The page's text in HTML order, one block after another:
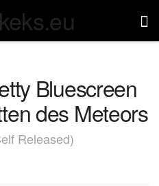
Bluescreen
des Meteors
Released)